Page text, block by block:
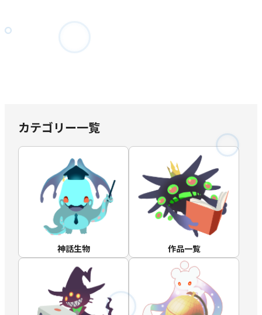
カテゴリー一覧
神話生物 作品一覧